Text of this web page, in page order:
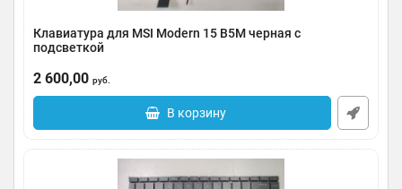
Клавиатура для MSI Modern 15 B5M черная с
подсветкой
2 600,00 руб.
В корзину